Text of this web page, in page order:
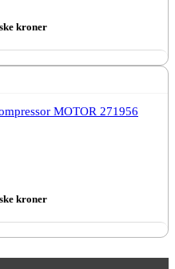
kroner
MOTOR 271956
kroner